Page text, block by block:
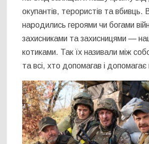
окупантів, терористів та вбивць.
народились героями чи богами
захисниками та захисницями —
котиками. Так їх називали між
та всі, хто допомагав і допомагає